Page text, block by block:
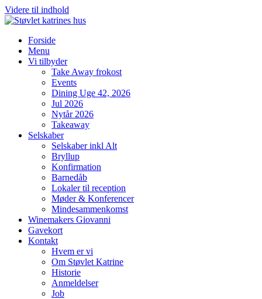
Videre til indhold
Forside
Menu
Vi tilbyder
Take Away frokost
Events
Dining Uge 42, 2026
Jul 2026
Nytår 2026
Takeaway
Selskaber
Selskaber inkl Alt
Bryllup
Konfirmation
Barnedåb
Lokaler til reception
Møder & Konferencer
Mindesammenkomst
Winemakers Giovanni
Gavekort
Kontakt
Hvem er vi
Om Støvlet Katrine
Historie
Anmeldelser
Job